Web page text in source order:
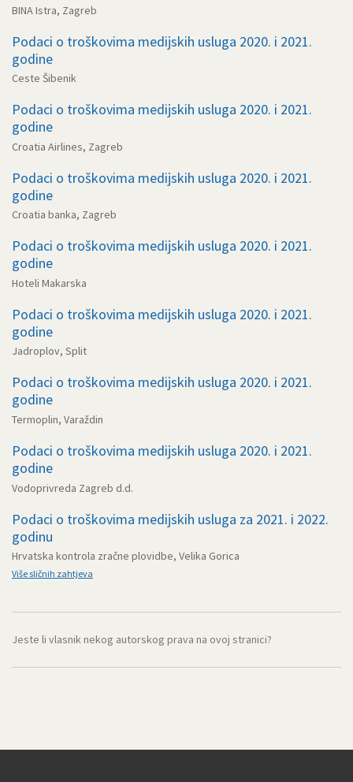
BINA Istra, Zagreb
Podaci o troškovima medijskih usluga 2020. i 2021.
godine
Ceste Šibenik
Podaci o troškovima medijskih usluga 2020. i 2021.
godine
Croatia Airlines, Zagreb
Podaci o troškovima medijskih usluga 2020. i 2021.
godine
Croatia banka, Zagreb
Podaci o troškovima medijskih usluga 2020. i 2021.
godine
Hoteli Makarska
Podaci o troškovima medijskih usluga 2020. i 2021.
godine
Jadroplov, Split
Podaci o troškovima medijskih usluga 2020. i 2021.
godine
Termoplin, Varaždin
Podaci o troškovima medijskih usluga 2020. i 2021.
godine
Vodoprivreda Zagreb d.d.
Podaci o troškovima medijskih usluga za 2021. i 2022.
godinu
Hrvatska kontrola zračne plovidbe, Velika Gorica
Više sličnih zahtjeva
Jeste li vlasnik nekog autorskog prava na ovoj stranici?